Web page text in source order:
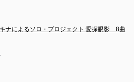
キナによるソロ・プロジェクト 愛探眼影　8曲